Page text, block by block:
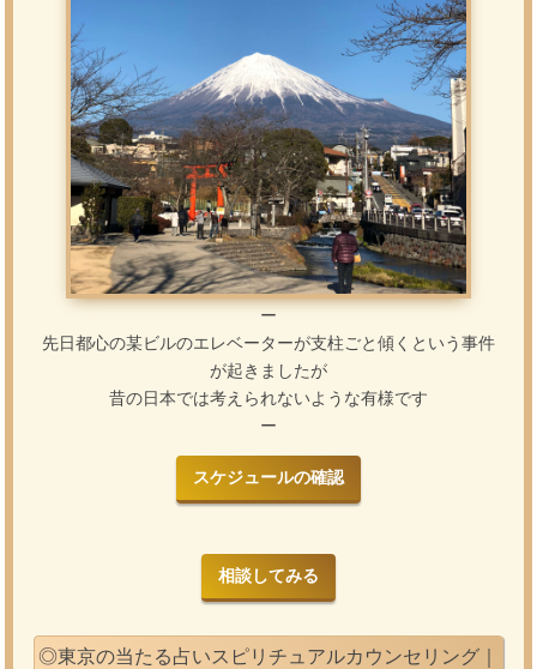
ー
先日都心の某ビルのエレベーターが支柱ごと傾くという事件
が起きましたが
昔の日本では考えられないような有様です
ー
スケジュールの確認
相談してみる
◎東京の当たる占いスピリチュアルカウンセリング｜